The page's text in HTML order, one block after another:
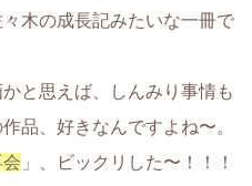
木の成長記みたいな一冊で
と思えば、しんみり事情も
品、好きなんですよね〜。
」、ビックリした〜！！！